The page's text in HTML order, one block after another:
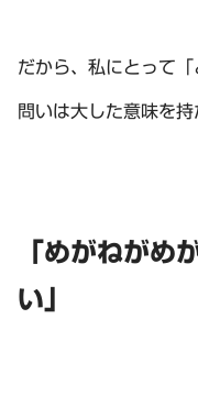
だから、私にとって
問いは大した意味を持
「めがねがめ
い」